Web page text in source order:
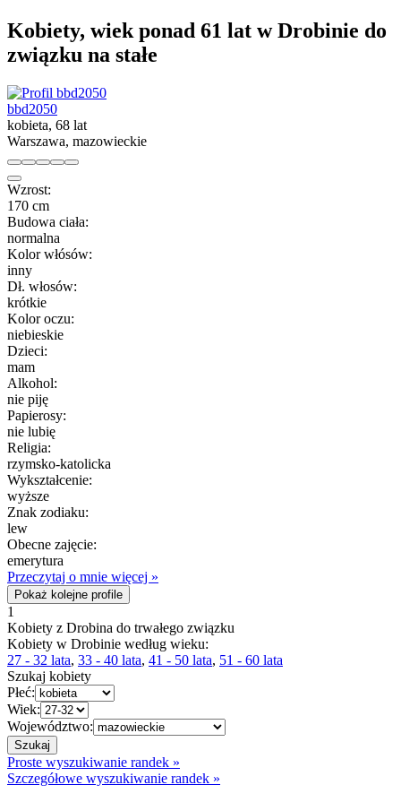
Kobiety, wiek ponad 61 lat w Drobinie do
związku na stałe
bbd2050
kobieta, 68 lat
Warszawa, mazowieckie
Wzrost:
170 cm
Budowa ciała:
normalna
Kolor włósów:
inny
Dł. włosów:
krótkie
Kolor oczu:
niebieskie
Dzieci:
mam
Alkohol:
nie piję
Papierosy:
nie lubię
Religia:
rzymsko-katolicka
Wykształcenie:
wyższe
Znak zodiaku:
lew
Obecne zajęcie:
emerytura
Przeczytaj o mnie więcej »
Pokaż kolejne profile
1
Kobiety z Drobina do trwałego związku
Kobiety w Drobinie według wieku:
27 - 32 lata, 33 - 40 lata, 41 - 50 lata, 51 - 60 lata
Szukaj kobiety
Płeć:
Wiek:
Województwo:
Proste wyszukiwanie randek »
Szczegółowe wyszukiwanie randek »